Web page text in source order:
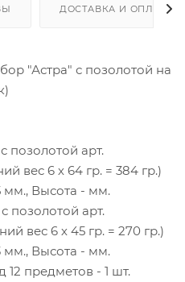
ДОСТАВКА И ОПЛАТА
"Астра" с позолотой на
позолотой арт.
вес 6 х 64 гр. = 384 гр.)
Высота - мм.
позолотой арт.
вес 6 х 45 гр. = 270 гр.)
Высота - мм.
предметов - 1 шт.